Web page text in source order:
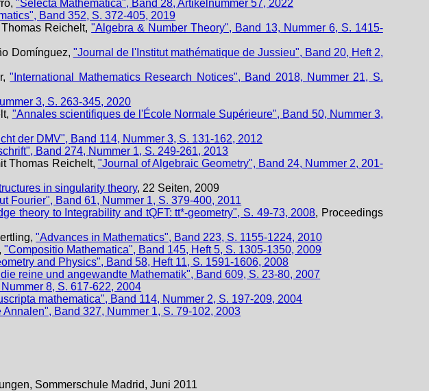
"Selecta Mathematica", Band 28, Artikelnummer 57, 2022
Band 352, S. 372-405, 2019
Thomas Reichelt,"Algebra & Number Theory", Band 13, Nummer 6, S. 1415-
Domínguez, "Journal de l'Institut mathématique de Jussieu", Band 20, Heft 2,
"International Mathematics Research Notices", Band 2018, Nummer 21, S.
3, S. 263-345, 2020
"Annales scientifiques de l'École Normale Supérieure", Band 50, Nummer 3,
der DMV", Band 114, Nummer 3, S. 131-162, 2012
Band 274, Nummer 1, S. 249-261, 2013
Thomas Reichelt, "Journal of Algebraic Geometry", Band 24, Nummer 2, 201-
in singularity theory, 22 Seiten, 2009
Fourier", Band 61, Nummer 1, S. 379-400, 2011
theory to Integrability and tQFT: tt*-geometry", S. 49-73, 2008, Proceedings
"Advances in Mathematics", Band 223, S. 1155-1224, 2010
"Compositio Mathematica", Band 145, Heft 5, S. 1305-1350, 2009
and Physics", Band 58, Heft 11, S. 1591-1606, 2008
reine und angewandte Mathematik", Band 609, S. 23-80, 2007
8, S. 617-622, 2004
mathematica", Band 114, Nummer 2, S. 197-209, 2004
Annalen", Band 327, Nummer 1, S. 79-102, 2003
Sommerschule Madrid, Juni 2011